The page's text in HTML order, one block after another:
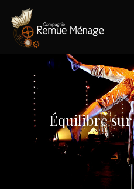
Hit enter to
Équilibre sur